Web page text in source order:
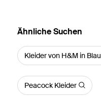
Ähnliche Suchen
Kleider von H&M in Blau
Peacock Kleider